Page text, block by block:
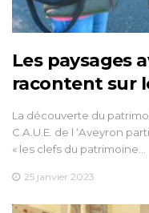
Les paysages
racontent sur
La découverte du
C.A.U.E. de l ‘Aveyron
« les clefs du patrimoine…
25 janvier 2023